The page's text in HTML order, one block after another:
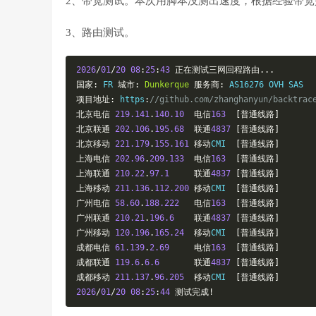
3、路由测试。
2026/01 /20 08: 25:43 正在测试三网回程路由...
国家:
FR 城市: Dunkerque 服务商:
项目地址:
https : //github.com/zhanghanyun/
北京电信 219.141 . 140.10 电信163
[普通线路]
北京联通
202.106. 195.68 联通4837
[普通线路]
北京移动
221.179. 155.161 移动CMI
[普通线路]
上海电信 202.96. 209.133 电信163
[普通线路]
上海联通
210.22 .97.1 联通4837
[普通线路]
上海移动
211.136. 112.200 移动CMI
[普通线路]
广州电信 58.60. 188.222 电信163
[普通线路]
广州联通
210.21 . 196.6 联通4837
[普通线路]
广州移动
120.196. 165.24 移动CMI
[普通线路]
成都电信 61.139. 2.69 电信163
[普通线路]
成都联通
119.6.6.6 联通4837
[普通线路]
成都移动
211.137.96.205 移动CMI
[普通线路]
2026/01 /20 08: 25:44 测试完成!